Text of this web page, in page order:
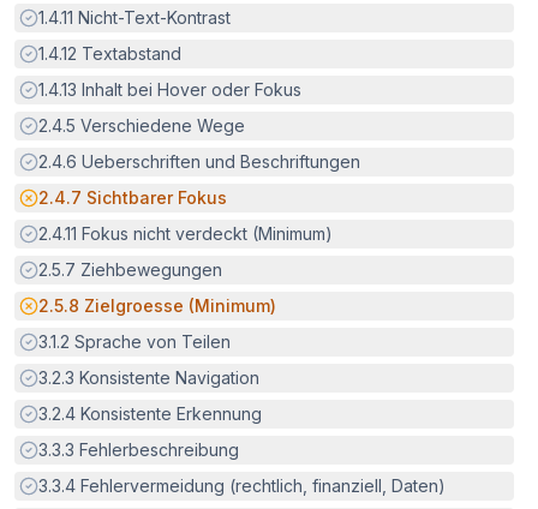
Erfüllt:
1.4.11 Nicht-Text-Kontrast
Erfüllt:
1.4.12 Textabstand
Erfüllt:
1.4.13 Inhalt bei Hover oder Fokus
Erfüllt:
2.4.5 Verschiedene Wege
Erfüllt:
2.4.6 Ueberschriften und Beschriftungen
Potenzielle Barriere:
2.4.7 Sichtbarer Fokus
Erfüllt:
2.4.11 Fokus nicht verdeckt (Minimum)
Erfüllt:
2.5.7 Ziehbewegungen
Potenzielle Barriere:
2.5.8 Zielgroesse (Minimum)
Erfüllt:
3.1.2 Sprache von Teilen
Erfüllt:
3.2.3 Konsistente Navigation
Erfüllt:
3.2.4 Konsistente Erkennung
Erfüllt:
3.3.3 Fehlerbeschreibung
Erfüllt:
3.3.4 Fehlervermeidung (rechtlich, finanziell, Daten)